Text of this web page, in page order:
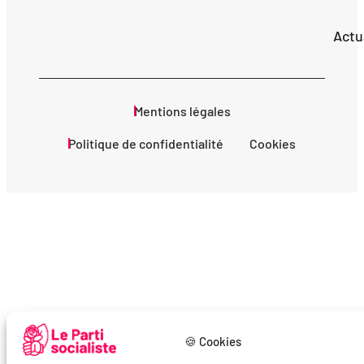
🍪 Cookies
Mentions légales
Politique de confidentialité Cookies